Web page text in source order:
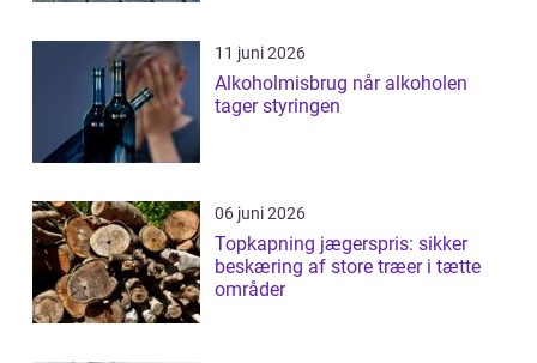
11 juni 2026
Alkoholmisbrug når alkoholen
tager styringen
06 juni 2026
Topkapning jægerspris: sikker
beskæring af store træer i tætte
områder